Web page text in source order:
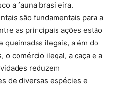
a fauna brasileira.
são fundamentais para a
as principais ações estão
queimadas ilegais, além do
o comércio ilegal, a caça e a
reduzem
de diversas espécies e